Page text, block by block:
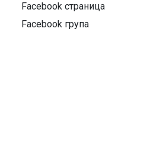
Facebook страница
Facebook група